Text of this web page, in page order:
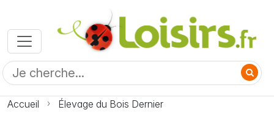
Accueil Élevage du Bois Dernier